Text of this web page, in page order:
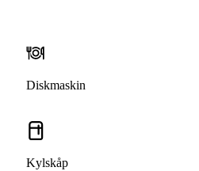
Diskmaskin
Kylskåp